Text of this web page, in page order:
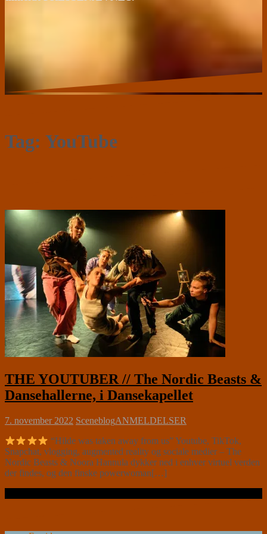
Tag: YouTube
THE YOUTUBER // The Nordic Beasts &
Dansehallerne, i Dansekapellet
7. november 2022 SceneblogANMELDELSER
“Hilde was taken away from us” Youtube, TikTok,
Snapchat, vlogging, augmented reality og sociale medier – The
Nordic Beasts & Noora Hannula dykker ned i enhver virtuel verden
der findes, og den finske powerwoman[…]